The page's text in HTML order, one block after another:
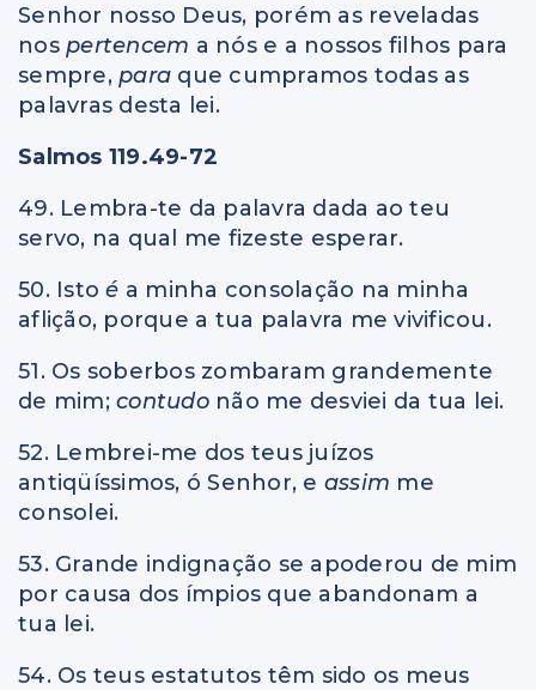
Senhor nosso Deus, porém as reveladas
nos pertencem a nós e a nossos filhos para
sempre, para que cumpramos todas as
palavras desta lei.
Salmos 119.49-72
49. Lembra-te da palavra dada ao teu
servo, na qual me fizeste esperar.
50. Istoé a minha consolação na minha
aflição, porque a tua palavra me vivificou.
51. Os soberbos zombaram grandemente
de mim; contudo não me desviei da tua lei.
52. Lembrei-me dos teus juízos
antiqüíssimos, ó Senhor, e assim me
consolei.
53. Grande indignação se apoderou de mim
por causa dos ímpios que abandonam a
tua lei.
54. Os teus estatutos têm sido os meus